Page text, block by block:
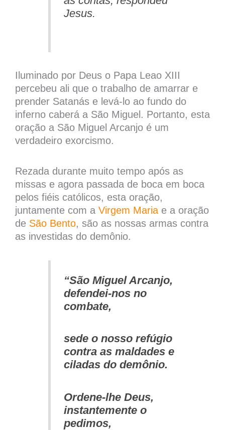
Jesus.
Iluminado por Deus o Papa Leao XIII
percebeu ali que o trabalho de amarrar e
prender Satanás e levá-lo ao fundo do
inferno caberá a São Miguel. Portanto, esta
oração a São Miguel Arcanjo é um
verdadeiro exorcismo.
Rezada durante muito tempo após as
missas e agora passada de boca em boca
pelos fiéis católicos, esta oração,
juntamente com a Virgem Mariae a oração
de São Bento, são as nossas armas contra
as investidas do demônio.
“São Miguel Arcanjo,
defendei-nos no
combate,
sede o nosso refúgio
contra as maldades e
ciladas do demônio.
Ordene-lhe Deus,
instantemente o
pedimos,